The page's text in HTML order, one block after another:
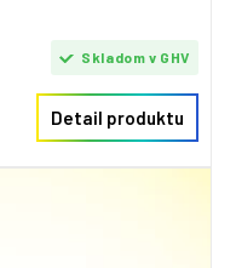
Skladom v GHV
Detail produktu